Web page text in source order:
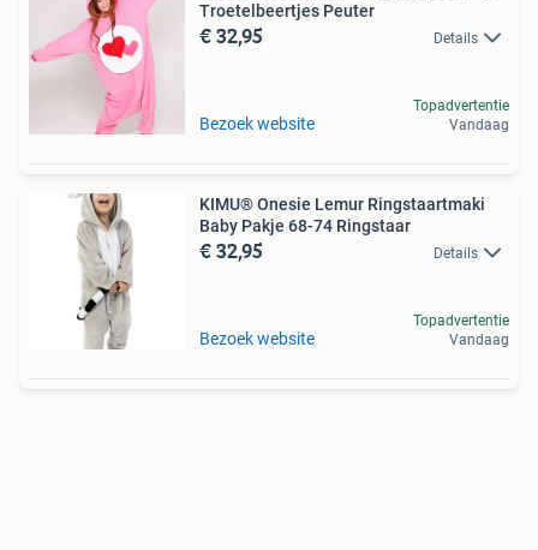
Troetelbeertjes Peuter
€ 32,95 Details
Bezoek website
Topadvertentie
Vandaag
KIMU® Onesie Lemur Ringstaartmaki
Baby Pakje 68-74 Ringstaar
€ 32,95 Details
Bezoek website
Topadvertentie
Vandaag